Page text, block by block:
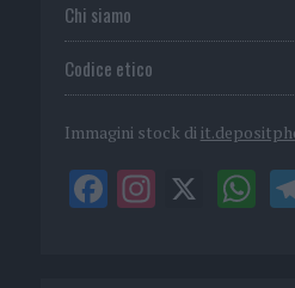
Chi siamo
Codice etico
Immagini stock di